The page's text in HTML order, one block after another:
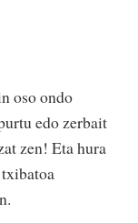
oso ondo
edo zerbait
zen! Eta hura